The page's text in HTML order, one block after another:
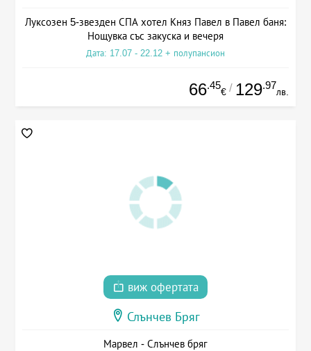
Луксозен 5-звезден СПА хотел Княз Павел в Павел баня:
Нощувка със закуска и вечеря
Дата: 17.07 - 22.12 + полупансион
66.45
€ / 129.97
лв.
виж офертата
Слънчев Бряг
Марвел - Слънчев бряг